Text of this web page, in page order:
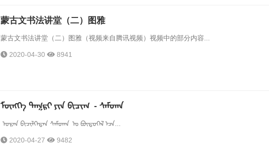
蒙古文书法讲堂（二）图雅
蒙古文书法讲堂（二）图雅（视频来自腾讯视频）视频中的部分内容...
2020-04-30 8941
ᠮᠥᠩᠬᠡ ᠲᠡᠭᠷᠢ ᠶᠢᠨ ᠪᠢᠴᠢᠭ᠌ - ᠰᠠᠮᠳᠠᠨ
ᠤᠷᠠᠨ ᠪᠢᠴᠢᠯᠭᠡᠲᠡᠨ ᠰᠠᠮᠳᠠᠨ ᠤ ᠪᠦᠲᠦᠭᠡᠯ ᠡᠴᠡ...
2020-04-27 9482